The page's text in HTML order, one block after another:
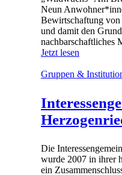
Neun
Bewirtschaftung von
und damit den
nachbarschaftliches
Jetzt lesen
Gruppen &
Die
wurde 2007 in ihrer
ein